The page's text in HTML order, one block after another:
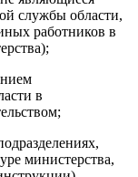
службы области,
работников в
в
министерства,